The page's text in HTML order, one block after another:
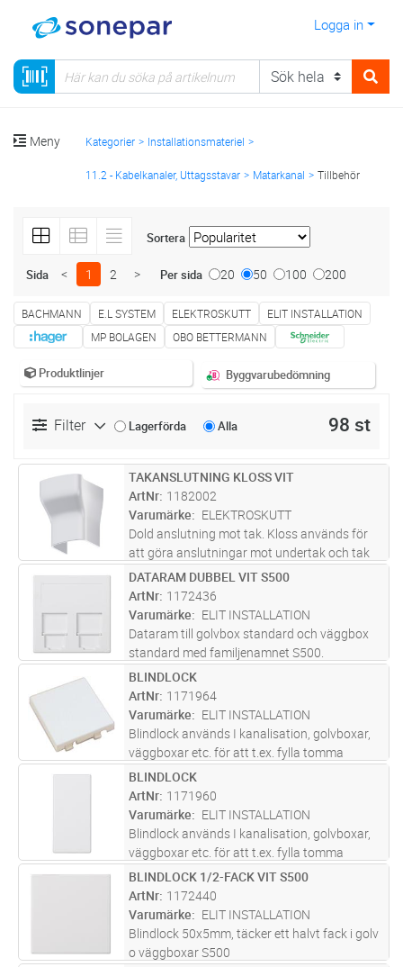
Logga in
Meny Kategorier Installationsmateriel
11.2 - Kabelkanaler, Uttagsstavar Matarkanal Tillbehör
Sortera
Sida < 1 2 > Per sida 20 50 100 200
BACHMANN E.L SYSTEM ELEKTROSKUTT
ELIT INSTALLATION
MP BOLAGEN
OBO BETTERMANN
Produktlinjer Byggvarubedömning
Filter Lagerförda Alla 98 st
ST Lägg i kundvagn
TAKANSLUTNING KLOSS VIT
ArtNr 1182002
Varumärke
ELEKTROSKUTT
Dold anslutning mot tak. Kloss används för
att göra anslutningar mot undertak och tak
vid installation av kabelkanal. Den täcker en
yta på 28 mm x 28 mm mot taket och döljer
uppklippta undertaksprofi ...läs mer
ST Lägg i kundvagn
DATARAM DUBBEL VIT S500
ArtNr 1172436
Varumärke
ELIT INSTALLATION
Dataram till golvbox standard och väggbox
standard med familjenamnet S500.
ST Lägg i kundvagn
BLINDLOCK
ArtNr 1171964
Varumärke
ELIT INSTALLATION
Blindlock används I kanalisation, golvboxar,
väggboxar etc. för att t.ex. fylla tomma
moduler eller skapa plats för framtida behov
ST Lägg i kundvagn
BLINDLOCK
ArtNr 1171960
Varumärke
ELIT INSTALLATION
Blindlock används I kanalisation, golvboxar,
väggboxar etc. för att t.ex. fylla tomma
moduler eller skapa plats för framtida behov
ST Lägg i kundvagn
BLINDLOCK 1/2-FACK VIT S500
ArtNr 1172440
Varumärke
ELIT INSTALLATION
Blindlock 50x5mm, täcker ett halvt fack i golv
o väggboxar S500